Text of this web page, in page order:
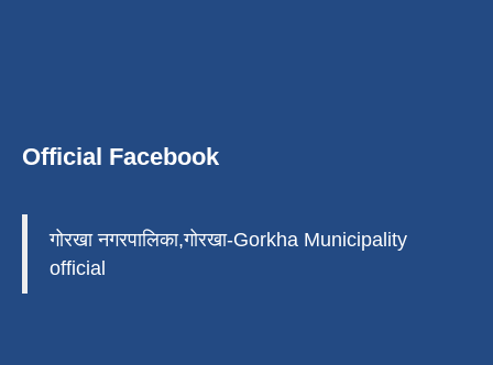
Official Facebook
गोरखा नगरपालिका,गोरखा-Gorkha Municipality
official